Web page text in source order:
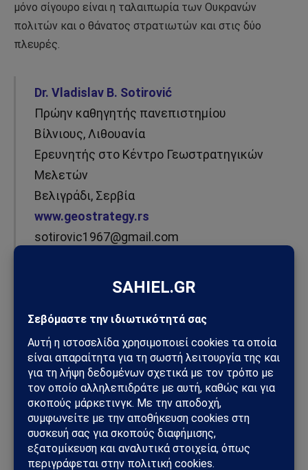
μόνο σίγουρο είναι η ταλαιπωρία των Ουκρανών
πολιτών και ο θάνατος στρατιωτών και στις δύο
πλευρές.
Dr. Vladislav B. Sotirović
Πρώην καθηγητής πανεπιστημίου
Βίλνιους, Λιθουανία
Ερευνητής στο Κέντρο Γεωστρατηγικών
Μελετών
Βελιγράδι, Σερβία
www.geostrategy.rs
sotirovic1967@gmail.com
γράφει για την παρούσα έκδοση με ιδιωτική ιδιότητα, η
οποία δεν αντιπροσωπεύει κανέναν ή οποιαδήποτε
οργάνωση, εκτός από τις προσωπικές του απόψεις.
Τίποτα από όσα γράφει ο συγγραφέας δεν πρέπει
ποτέ να συγχέεται με τις συντακτικές απόψεις ή τις
επίσημες θέσεις οποιουδήποτε άλλου μέσου
ενημέρωσης ή φορέα.